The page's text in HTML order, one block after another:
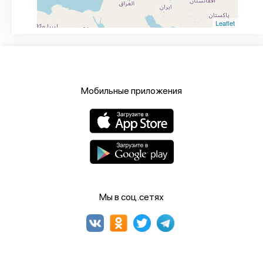
Leaflet
Мобильные приложения
Мы в соц.сетях